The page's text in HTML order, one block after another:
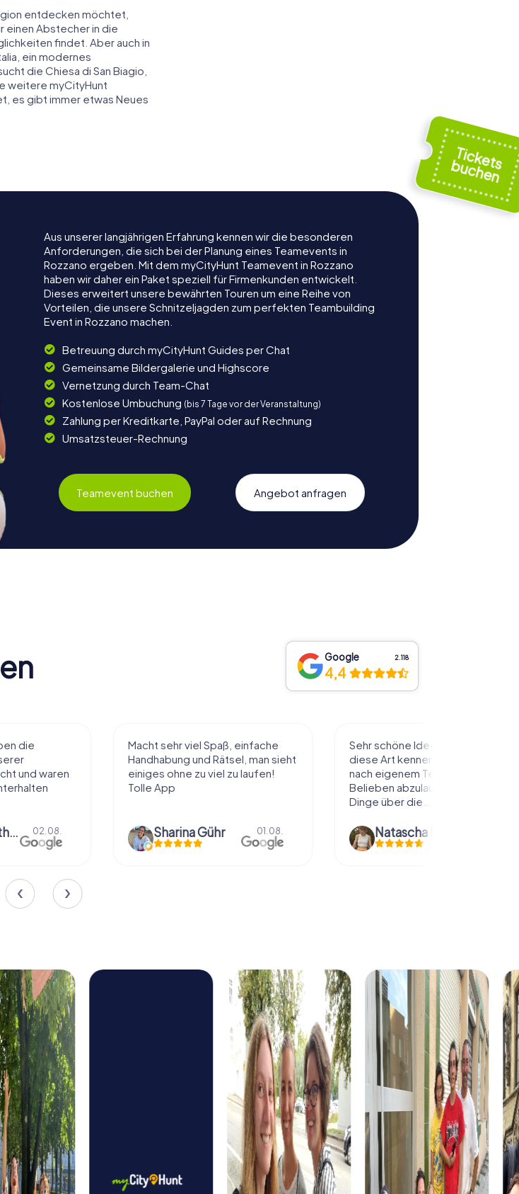
entdecken möchtet,
einen Abstecher in die
findet. Aber auch in
ein modernes
die Chiesa di San Biagio,
weitere myCityHunt
es gibt immer etwas Neues
Aus unserer langjährigen Erfahrung kennen wir die besonderen
Anforderungen, die sich bei der Planung eines Teamevents in
Rozzano ergeben. Mit dem myCityHunt Teamevent in Rozzano
haben wir daher ein Paket speziell für Firmenkunden entwickelt.
Dieses erweitert unsere bewährten Touren um eine Reihe von
Vorteilen, die unsere Schnitzeljagden zum perfekten Teambuilding
Event in Rozzano machen.
Betreuung durch myCityHunt Guides per Chat
Gemeinsame Bildergalerie und Highscore
Vernetzung durch Team-Chat
Kostenlose Umbuchung (bis 7 Tage vor der Veranstaltung)
Zahlung per Kreditkarte, PayPal oder auf Rechnung
Umsatzsteuer-Rechnung
Teamevent buchen Angebot anfragen
Google 2.118
4,4
die
und waren
Sebastian “the sleeping Boxer Dog” Röhner 02.08.
Macht sehr viel Spaß, einfache
Handhabung und Rätsel, man sieht
einiges ohne zu viel zu laufen!
Tolle App
Sharina Gühr 01.08.
Sehr schöne Idee die Stadt auf
diese Art kennenzulernen. Alles
nach eigenem Tempo und
Belieben abzulaufen und dabei
Dinge über die...